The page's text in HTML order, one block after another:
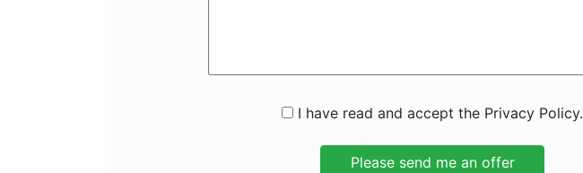
I have read and accept the Privacy Policy.